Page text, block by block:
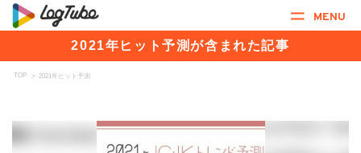
MENU
2021年ヒット予測が含まれた記事
TOP > 2021年ヒット予測